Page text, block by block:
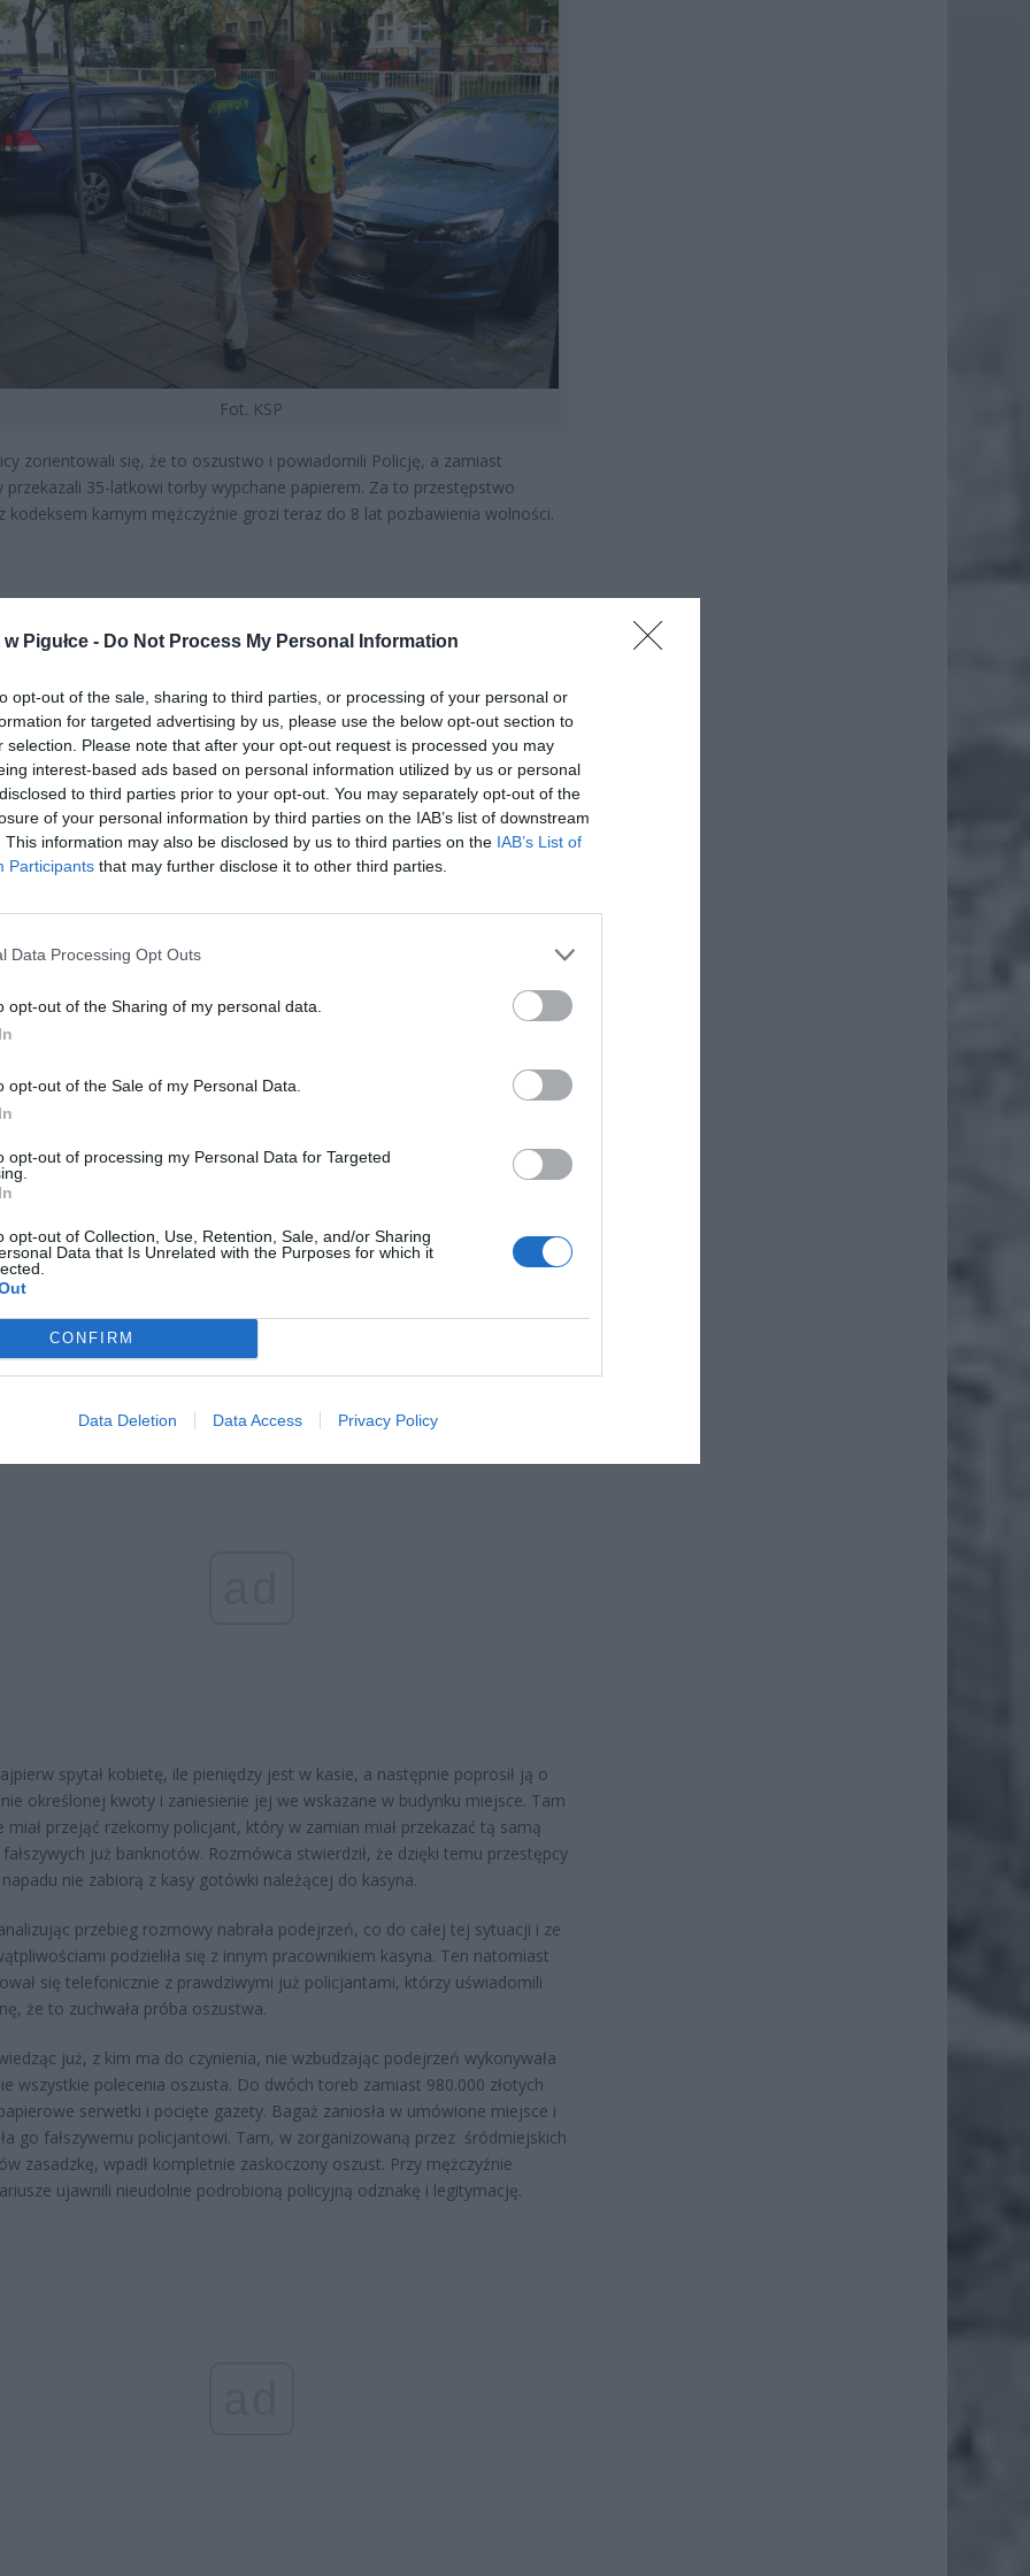
Pigułce - Do Not Process My Personal Information
opt-out of the sale, sharing to third parties, or processing of your personal or
for targeted advertising by us, please use the below opt-out section to
selection. Please note that after your opt-out request is processed you may
interest-based ads based on personal information utilized by us or personal
to third parties prior to your opt-out. You may separately opt-out of the
of your personal information by third parties on the IAB’s list of downstream
This information may also be disclosed by us to third parties on the IAB’s List of
Participants that may further disclose it to other third parties.
Data Processing Opt Outs
opt-out of the Sharing of my personal data.
opt-out of the Sale of my Personal Data.
opt-out of processing my Personal Data for Targeted
opt-out of Collection, Use, Retention, Sale, and/or Sharing
Data that Is Unrelated with the Purposes for which it
CONFIRM
Data Deletion Data Access Privacy Policy
Fot. KSP
zorientowali się, że to oszustwo i powiadomili Policję, a zamiast
przekazali 35-latkowi torby wypchane papierem. Za to przestępstwo
kodeksem karnym mężczyźnie grozi teraz do 8 lat pozbawienia wolności.
ad
doszło w jednym z warszawskich kasyn. Pracująca tam kobieta
ją, że w kasynie dojdzie do napadu rabunkowego. Celem
którzy są już w budynku, będzie cała zgromadzona w kasie gotówka.
RÓWNIEŻ:
3600 zł miesięcznie zamiast 800+. Nowa propozycja dla
dzieci do 3. roku życia
podniesie próg 500 plus dla seniorów. Policzyliśmy, ile może
2026 19:14
dodał, że z przestępcami współpracują także niektóre osoby z ochrony
bądź kasjerka, więc prosi o dyskrecje i nieinformowanie nikogo o treści
Osoba podająca się za policjanta powiedziała, że Policja prowadzi w
mającą na celu zatrzymanie przestępców.
spytał kobietę, ile pieniędzy jest w kasie, a następnie poprosił ją o
określonej kwoty i zaniesienie jej we wskazane w budynku miejsce. Tam
miał przejąć rzekomy policjant, który w zamian miał przekazać tą samą
już banknotów. Rozmówca stwierdził, że dzięki temu przestępcy
nie zabiorą z kasy gotówki należącej do kasyna.
przebieg rozmowy nabrała podejrzeń, co do całej tej sytuacji i ze
podzieliła się z innym pracownikiem kasyna. Ten natomiast
się telefonicznie z prawdziwymi już policjantami, którzy uświadomili
że to zuchwała próba oszustwa.
już, z kim ma do czynienia, nie wzbudzając podejrzeń wykonywała
wszystkie polecenia oszusta. Do dwóch toreb zamiast 980.000 złotych
serwetki i pocięte gazety. Bagaż zaniosła w umówione miejsce i
go fałszywemu policjantowi. Tam, w zorganizowaną przez śródmiejskich
zasadzkę, wpadł kompletnie zaskoczony oszust. Przy mężczyźnie
ujawnili nieudolnie podrobioną policyjną odznakę i legitymację.